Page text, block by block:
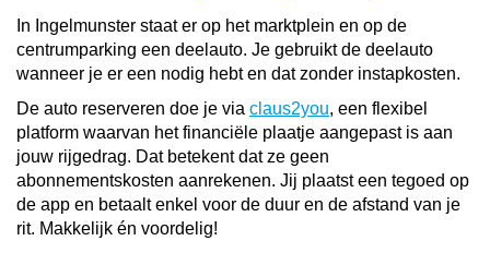
In Ingelmunster staat er op het marktplein en op de
centrumparking een deelauto. Je gebruikt de deelauto
wanneer je er een nodig hebt en dat zonder instapkosten.
De auto reserveren doe je via claus2you, een flexibel
platform waarvan het financiële plaatje aangepast is aan
jouw rijgedrag. Dat betekent dat ze geen
abonnementskosten aanrekenen. Jij plaatst een tegoed op
de app en betaalt enkel voor de duur en de afstand van je
rit. Makkelijk én voordelig!